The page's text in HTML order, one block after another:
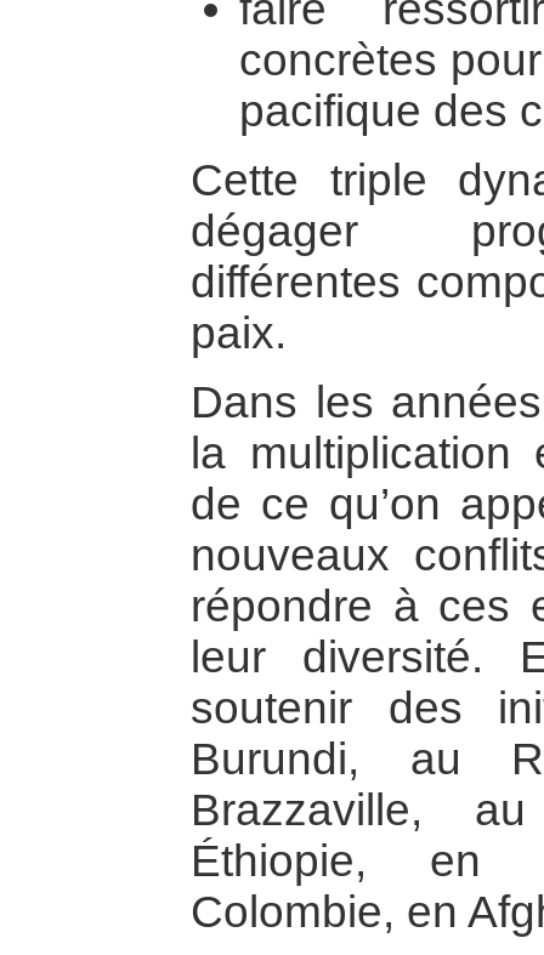
concrètes
pacifique des
Cette triple
dégager
différentes
paix.
Dans les
la multiplication
de ce qu’on
nouveaux
répondre à ces
leur diversité.
soutenir des
Burundi, au
Brazzaville,
Éthiopie, en
Colombie, en